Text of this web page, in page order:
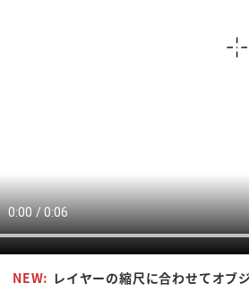
NEW: レイヤーの縮尺に合わせてオブ